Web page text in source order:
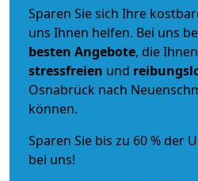
Sparen Sie sich Ihre
uns Ihnen helfen. Bei uns
besten Angebote, die Ihnen
stressfreien und
Osnabrück nach
können.
Sparen Sie bis zu 60 % der
bei uns!